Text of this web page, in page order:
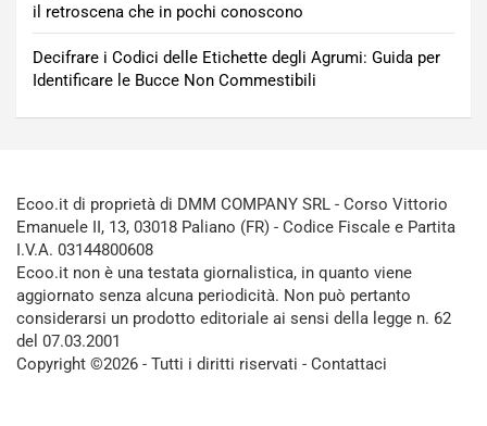
il retroscena che in pochi conoscono
Decifrare i Codici delle Etichette degli Agrumi: Guida per
Identificare le Bucce Non Commestibili
Ecoo.it di proprietà di DMM COMPANY SRL - Corso Vittorio
Emanuele II, 13, 03018 Paliano (FR) - Codice Fiscale e Partita
I.V.A. 03144800608
Ecoo.it non è una testata giornalistica, in quanto viene
aggiornato senza alcuna periodicità. Non può pertanto
considerarsi un prodotto editoriale ai sensi della legge n. 62
del 07.03.2001
Copyright ©2026 - Tutti i diritti riservati - Contattaci